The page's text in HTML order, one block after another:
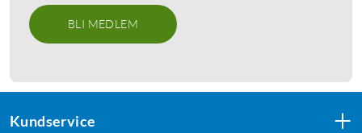
BLI MEDLEM
Kundservice